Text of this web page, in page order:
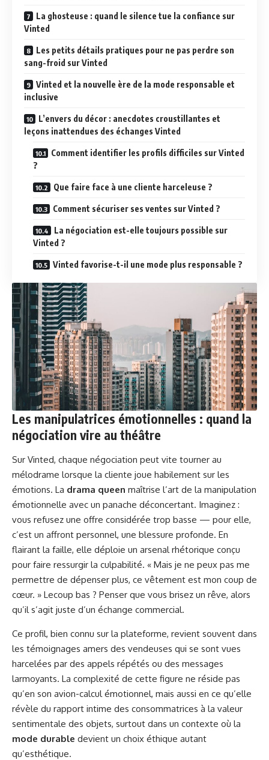
La ghosteuse : quand le silence tue la confiance sur
Vinted
Les petits détails pratiques pour ne pas perdre son
sang-froid sur Vinted
Vinted et la nouvelle ère de la mode responsable et
inclusive
L’envers du décor : anecdotes croustillantes et
leçons inattendues des échanges Vinted
Comment identifier les profils difficiles sur Vinted
?
Que faire face à une cliente harceleuse ?
Comment sécuriser ses ventes sur Vinted ?
La négociation est-elle toujours possible sur
Vinted ?
Vinted favorise-t-il une mode plus responsable ?
Les manipulatrices émotionnelles : quand la
négociation vire au théâtre
Sur Vinted, chaque négociation peut vite tourner au
mélodrame lorsque la cliente joue habilement sur les
émotions. La drama queen maîtrise l’art de la manipulation
émotionnelle avec un panache déconcertant. Imaginez :
vous refusez une offre considérée trop basse — pour elle,
c’est un affront personnel, une blessure profonde. En
flairant la faille, elle déploie un arsenal rhétorique conçu
pour faire ressurgir la culpabilité. « Mais je ne peux pas me
permettre de dépenser plus, ce vêtement est mon coup de
cœur. » Lecoup bas ? Penser que vous brisez un rêve, alors
qu’il s’agit juste d’un échange commercial.
Ce profil, bien connu sur la plateforme, revient souvent dans
les témoignages amers des vendeuses qui se sont vues
harcelées par des appels répétés ou des messages
larmoyants. La complexité de cette figure ne réside pas
qu’en son avion-calcul émotionnel, mais aussi en ce qu’elle
révèle du rapport intime des consommatrices à la valeur
sentimentale des objets, surtout dans un contexte où la
mode durable devient un choix éthique autant
qu’esthétique.